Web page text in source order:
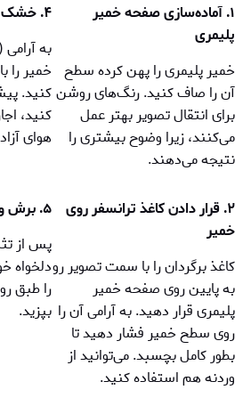
۱. آماده‌سازی صفحه خمیر
پلیمری
خمیر پلیمری را پهن کرده سطح
آن را صاف کنید. رنگ‌های روشن
برای انتقال تصویر بهتر عمل
می‌کنند، زیرا وضوح بیشتری را
نتیجه می‌دهند.
۴. خشک کردن سطح
به
خمیر
کنید.
کنید،
هوای
۲. قرار دادن کاغذ ترانسفر روی
خمیر
کاغذ برگردان را با سمت تصویر رو
به پایین روی صفحه خمير
پلیمری قرار دهید. به آرامی آن را
روی سطح خمير فشار دهید تا
بطور کامل بچسبد. می‌توانید از
وردنه هم استفاده کنید.
۵. برش و پخت طبق روال معمول
پس از
دلخواه
را طبق
بپزید.